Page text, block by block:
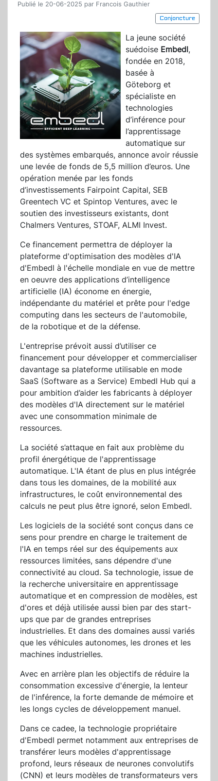
Publié le 20-06-2025 par Francois Gauthier
Conjoncture
La jeune société
suédoise Embedl,
fondée en 2018,
basée à
Göteborg et
spécialiste en
technologies
d’inférence pour
l’apprentissage
automatique sur
des systèmes embarqués, annonce avoir réussie
une levée de fonds de 5,5 million d’euros. Une
opération menée par les fonds
d’investissements Fairpoint Capital, SEB
Greentech VC et Spintop Ventures, avec le
soutien des investisseurs existants, dont
Chalmers Ventures, STOAF, ALMI Invest.
Ce financement permettra de déployer la
plateforme d'optimisation des modèles d'IA
d'Embedl à l'échelle mondiale en vue de mettre
en oeuvre des applications d’intelligence
artificielle (IA) économe en énergie,
indépendante du matériel et prête pour l'edge
computing dans les secteurs de l'automobile,
de la robotique et de la défense.
L'entreprise prévoit aussi d’utiliser ce
financement pour développer et commercialiser
davantage sa plateforme utilisable en mode
SaaS (Software as a Service) Embedl Hub qui a
pour ambition d’aider les fabricants à déployer
des modèles d'IA directement sur le matériel
avec une consommation minimale de
ressources.
La société s’attaque en fait aux problème du
profil énergétique de l'apprentissage
automatique. L'IA étant de plus en plus intégrée
dans tous les domaines, de la mobilité aux
infrastructures, le coût environnemental des
calculs ne peut plus être ignoré, selon Embedl.
Les logiciels de la société sont conçus dans ce
sens pour prendre en charge le traitement de
l'IA en temps réel sur des équipements aux
ressources limitées, sans dépendre d'une
connectivité au cloud. Sa technologie, issue de
la recherche universitaire en apprentissage
automatique et en compression de modèles, est
d'ores et déjà utilisée aussi bien par des start-
ups que par de grandes entreprises
industrielles. Et dans des domaines aussi variés
que les véhicules autonomes, les drones et les
machines industrielles.
Avec en arrière plan les objectifs de réduire la
consommation excessive d'énergie, la lenteur
de l'inférence, la forte demande de mémoire et
les longs cycles de développement manuel.
Dans ce cadee, la technologie propriétaire
d'Embedl permet notamment aux entreprises de
transférer leurs modèles d'apprentissage
profond, leurs réseaux de neurones convolutifs
(CNN) et leurs modèles de transformateurs vers